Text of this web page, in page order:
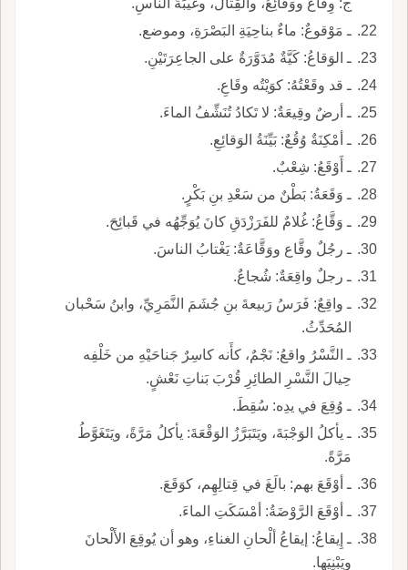
ـ مَوْقوعٌ: ماءٌ بناحِيَةِ البَصْرَةِ، وموضع.
ـ الوَقاعُ: كَيَّةٌ مُدَوَّرَةٌ على الجاعِرَتَيْنِ.
ـ قد وقَعْتُهُ: كوَيْتُه وقَاعِ.
ـ أرضٌ وقِيعَةٌ: لا تَكادُ تُنَشِّفُ الماءَ.
ـ أمْكِنَةٌ وُقُعٌ: بَيِّنَةُ الوَقائِعِ.
ـ أَوْقَعُ: شِعْبٌ.
ـ وَقَعَةُ: بَطْنٌ من سَعْدِ بنِ بَكْرٍ.
ـ وَقَّاعُ: غُلامٌ للفَرَزْدَقِ كانَ يُوَجِّهُه في قَبائِحَ.
ـ رجُلٌ وقَّاع ووَقَّاعَةٌ: يَغْتابُ الناسَ.
ـ رجلٌ واقِعَةٌ: شُجاعٌ.
ـ واقِعٌ: فَرَسُ رَبيعةَ بنِ جُشَمَ النَّمَرِيِّ، وابنُ سَحْبان
المُحَدِّثُ.
ـ النَّسْرُ واقعُ: نَجْمٌ، كأَنه كاسِرٌ جَناحَيْهِ من خَلْفِه
حِيالَ النَّسْرِ الطائِرِ قُرْبَ بَناتِ نَعْشٍ.
ـ وُقِعَ في يدِه: سُقِطَ.
ـ يأكلُ الوَجْبَةَ، ويَتَبَرَّزُ الوَقْعَةَ: يأكلُ مَرَّةً، ويَتَغَوَّطُ
مَرَّةً.
ـ أوْقَعَ بهم: بالَغَ في قِتالِهِم، كوَقَعَ.
ـ أوْقَعَ الرَّوْضَةُ: أمْسَكَتِ الماءَ.
ـ إِيقاعُ: إيقاعُ ألْحانِ الغناءِ، وهو أن يُوقِعَ الأَلْحانَ
ويَبْنِيَها.